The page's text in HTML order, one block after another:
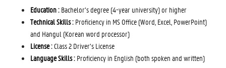
Education : Bachelor’s degree (4-year university) or higher
Technical Skills : Proficiency in MS Office (Word, Excel, PowerPoint)
and Hangul (Korean word processor)
License :Class 2 Driver’s License
Language Skills : Proficiency in English (both spoken and written)